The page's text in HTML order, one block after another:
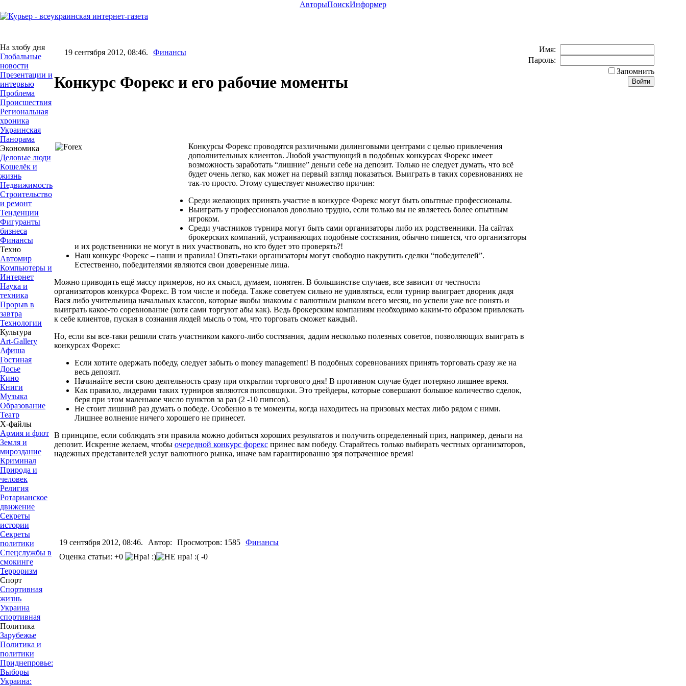
АвторыПоискИнформер
На злобу дня
Глобальные
новости
Презентации и
интервью
Проблема
Происшествия
Региональная
хроника
Украинская
Панорама
Экономика
Деловые люди
Кошелёк и
жизнь
Недвижимость
Строительство
и ремонт
Тенденции
Фигуранты
бизнеса
Финансы
Техно
Автомир
Компьютеры и
Интернет
Наука и
техника
Прорыв в
завтра
Технологии
Культура
Art-Gallery
Афиша
Гостиная
Досье
Кино
Книги
Музыка
Образование
Театр
Х-файлы
Армия и флот
Земля и
мироздание
Криминал
Природа и
человек
Религия
Ротарианское
движение
Секреты
истории
Секреты
политики
Спецслужбы в
смокинге
Терроризм
Спорт
Спортивная
жизнь
Украина
спортивная
Политика
Зарубежье
Политика и
политики
Приднепровье:
Выборы
Украина:
19 сентября 2012, 08:46. Финансы
Конкурс Форекс и его рабочие моменты
Конкурсы Форекс проводятся различными дилинговыми центрами с целью привлечения
дополнительных клиентов. Любой участвующий в подобных конкурсах Форекс имеет
возможность заработать “лишние” деньги себе на депозит. Только не следует думать, что всё
будет очень легко, как может на первый взгляд показаться. Выиграть в таких соревнованиях не
так-то просто. Этому существует множество причин:
Среди желающих принять участие в конкурсе Форекс могут быть опытные профессионалы.
Выиграть у профессионалов довольно трудно, если только вы не являетесь более опытным
игроком.
Среди участников турнира могут быть сами организаторы либо их родственники. На сайтах
брокерских компаний, устраивающих подобные состязания, обычно пишется, что организаторы
и их родственники не могут в них участвовать, но кто будет это проверять?!
Наш конкурс Форекс – наши и правила! Опять-таки организаторы могут свободно накрутить сделки “победителей”.
Естественно, победителями являются свои доверенные лица.
Можно приводить ещё массу примеров, но их смысл, думаем, понятен. В большинстве случаев, все зависит от честности
организаторов конкурса Форекс. В том числе и победа. Также советуем сильно не удивляться, если турнир выиграет дворник дядя
Вася либо учительница начальных классов, которые якобы знакомы с валютным рынком всего месяц, но успели уже все понять и
выиграть какое-то соревнование (хотя сами торгуют абы как). Ведь брокерским компаниям необходимо каким-то образом привлекать
к себе клиентов, пуская в сознания людей мысль о том, что торговать сможет каждый.
Но, если вы все-таки решили стать участником какого-либо состязания, дадим несколько полезных советов, позволяющих выиграть в
конкурсах Форекс:
Если хотите одержать победу, следует забыть о money management! В подобных соревнованиях принять торговать сразу же на
весь депозит.
Начинайте вести свою деятельность сразу при открытии торгового дня! В противном случае будет потеряно лишнее время.
Как правило, лидерами таких турниров являются пипсовщики. Это трейдеры, которые совершают большое количество сделок,
беря при этом маленькое число пунктов за раз (2 -10 пипсов).
Не стоит лишний раз думать о победе. Особенно в те моменты, когда находитесь на призовых местах либо рядом с ними.
Лишнее волнение ничего хорошего не принесет.
В принципе, если соблюдать эти правила можно добиться хороших результатов и получить определенный приз, например, деньги на
депозит. Искренне желаем, чтобы очередной конкурс форекс принес вам победу. Старайтесь только выбирать честных организаторов,
надежных представителей услуг валютного рынка, иначе вам гарантированно зря потраченное время!
19 сентября 2012, 08:46. Автор: Просмотров: 1585 Финансы
Оценка статьи: +0
-0
Имя:
Пароль:
Запомнить